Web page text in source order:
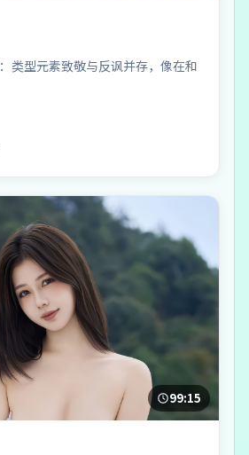
类型元素致敬与反讽并存，像在和
99:15